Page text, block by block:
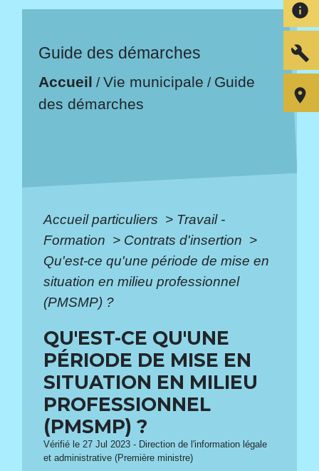
Guide des démarches
Accueil /Vie municipale / Guide
des démarches
Accueil particuliers > Travail -
Formation > Contrats d'insertion >
Qu'est-ce qu'une période de mise en
situation en milieu professionnel
(PMSMP) ?
QU'EST-CE QU'UNE
PÉRIODE DE MISE EN
SITUATION EN MILIEU
PROFESSIONNEL
(PMSMP) ?
Vérifié le 27 Jul 2023 - Direction de l'information légale
et administrative (Première ministre)
info
build
room